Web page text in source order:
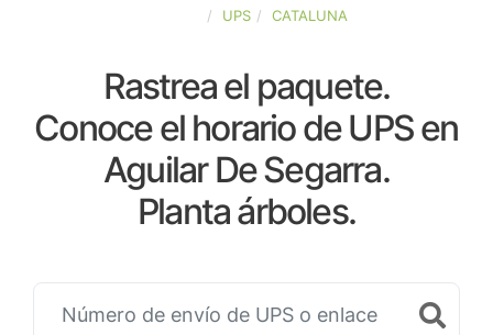
UPS CATALUNA
Rastrea el paquete.
Conoce el horario de UPS en
Aguilar De Segarra.
Planta árboles.